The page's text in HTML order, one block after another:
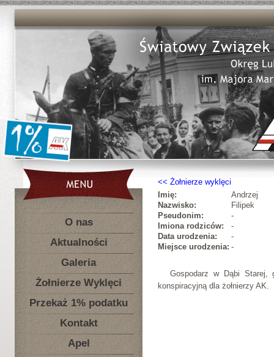
O nas
Aktualności
Galeria
Żołnierze Wyklęci
Przekaż 1% podatku
Kontakt
Apel
Żołnierze wyklęci
Imię:
Andrzej
Nazwisko:
Filipek
Pseudonim:
-
Imiona rodziców:
-
Data urodzenia:
-
Miejsce urodzenia: -
Gospodarz w Dąbi
konspiracyjną dla żołnierzy AK.